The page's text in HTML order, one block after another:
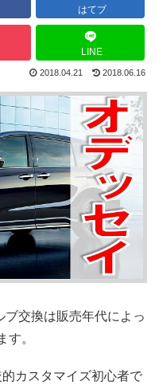
はてブ
LINE
2018.04.21 2018.06.16
交換は販売年代によっ
す。
カスタマイズ初心者で